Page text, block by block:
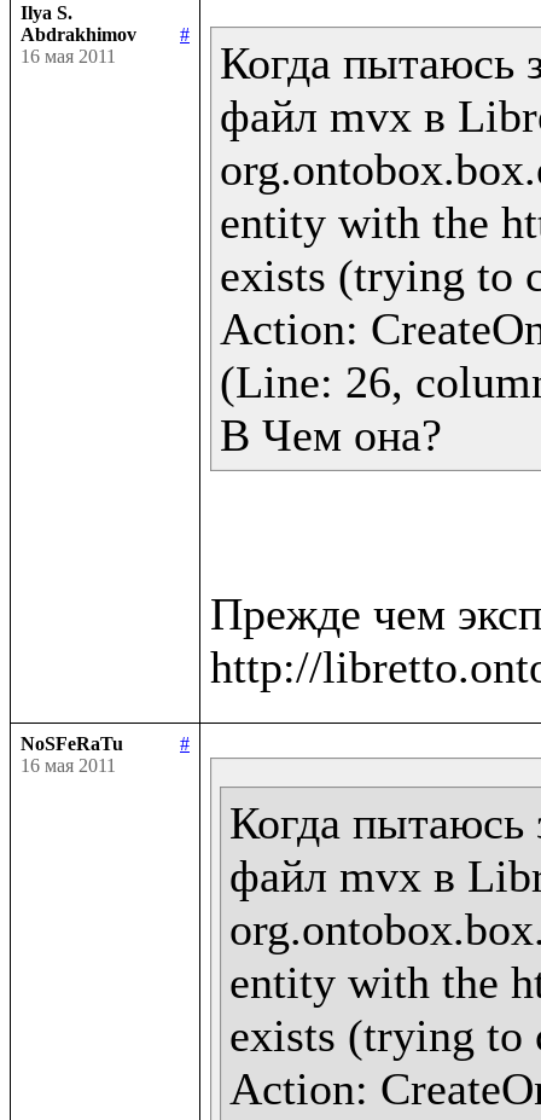
Ilya S.
Abdrakhimov
#
16 мая 2011
Когда пытаюсь
файл mvx в
entity with the
exists (trying to
Action:
(Line: 26,
В Чем она?
Прежде чем
NoSFeRaTu
#
16 мая 2011
Когда пытаюсь
файл mvx в
entity with the
exists (trying to
Action: